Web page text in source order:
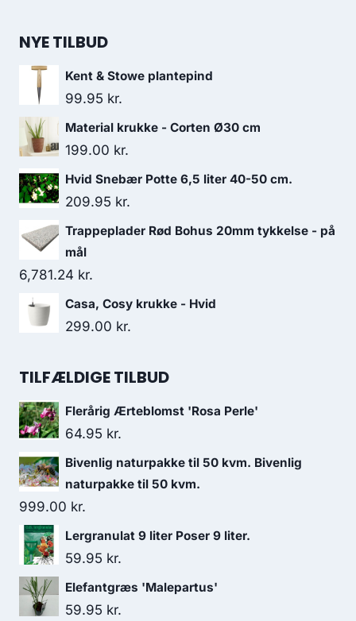
NYE TILBUD
Kent & Stowe plantepind
99.95 kr.
Material krukke - Corten Ø30 cm
199.00 kr.
Hvid Snebær Potte 6,5 liter 40-50 cm.
209.95 kr.
Trappeplader Rød Bohus 20mm tykkelse - på
mål
6,781.24 kr.
Casa, Cosy krukke - Hvid
299.00 kr.
TILFÆLDIGE TILBUD
Flerårig Ærteblomst 'Rosa Perle'
64.95 kr.
Bivenlig naturpakke til 50 kvm. Bivenlig
naturpakke til 50 kvm.
999.00 kr.
Lergranulat 9 liter Poser 9 liter.
59.95 kr.
Elefantgræs 'Malepartus'
59.95 kr.